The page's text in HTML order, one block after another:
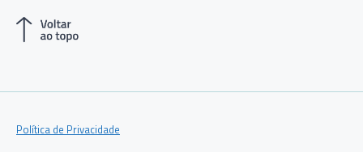
Política de Privacidade